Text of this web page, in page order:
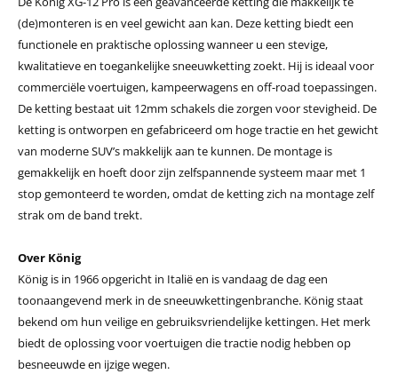
(de)monteren is en veel gewicht aan kan. Deze ketting biedt een
functionele en praktische oplossing wanneer u een stevige,
kwalitatieve en toegankelijke sneeuwketting zoekt. Hij is ideaal voor
commerciële voertuigen, kampeerwagens en off-road toepassingen.
De ketting bestaat uit 12mm schakels die zorgen voor stevigheid. De
ketting is ontworpen en gefabriceerd om hoge tractie en het gewicht
van moderne SUV’s makkelijk aan te kunnen. De montage is
gemakkelijk en hoeft door zijn zelfspannende systeem maar met 1
stop gemonteerd te worden, omdat de ketting zich na montage zelf
strak om de band trekt.
Over König
König is in 1966 opgericht in Italië en is vandaag de dag een
toonaangevend merk in de sneeuwkettingenbranche. König staat
bekend om hun veilige en gebruiksvriendelijke kettingen. Het merk
biedt de oplossing voor voertuigen die tractie nodig hebben op
besneeuwde en ijzige wegen.